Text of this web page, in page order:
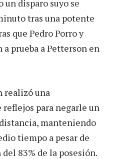
disparo suyo se
tras una potente
que Pedro Porro y
prueba a Petterson en
realizó una
para negarle un
manteniendo
tiempo a pesar de
83% de la posesión.